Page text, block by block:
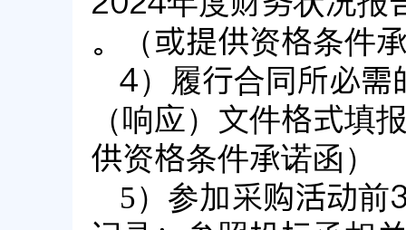
。（或提供资格条件
4）履行合同所必
（响应）文件格式填
供资格条件承诺函）
5）参加采购活动